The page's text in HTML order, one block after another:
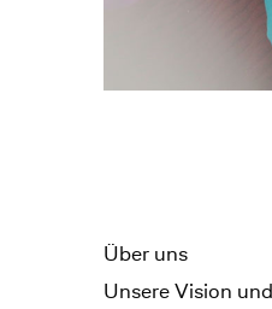
Über uns
Unsere Vision